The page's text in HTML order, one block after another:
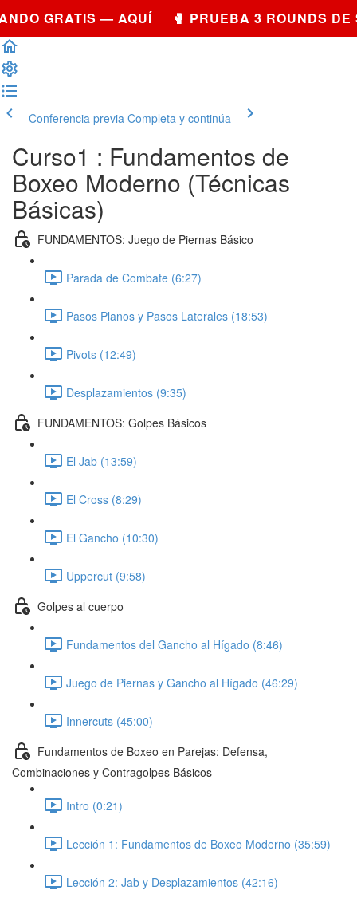
GRATIS — AQUÍ 🥊 PRUEBA 3 ROUNDS
Conferencia previa Completa y continúa
Curso1 : Fundamentos de
Boxeo Moderno (Técnicas
Básicas)
FUNDAMENTOS: Juego de Piernas Básico
Parada de Combate (6:27)
Pasos Planos y Pasos Laterales (18:53)
Pivots (12:49)
Desplazamientos (9:35)
FUNDAMENTOS: Golpes Básicos
El Jab (13:59)
El Cross (8:29)
El Gancho (10:30)
Uppercut (9:58)
Golpes al cuerpo
Fundamentos del Gancho al Hígado (8:46)
Juego de Piernas y Gancho al Hígado (46:29)
Innercuts (45:00)
Fundamentos de Boxeo en Parejas: Defensa,
Combinaciones y Contragolpes Básicos
Intro (0:21)
Lección 1: Fundamentos de Boxeo Moderno (35:59)
Lección 2: Jab y Desplazamientos (42:16)